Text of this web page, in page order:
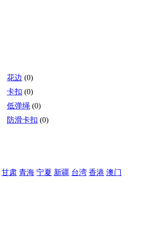
花边 (0)
卡扣 (0)
低弹绳 (0)
防滑卡扣 (0)
甘肃 青海 宁夏 新疆 台湾 香港 澳门